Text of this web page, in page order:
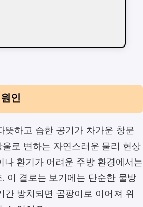
인
뜻하고 습한 공기가 차가운 창문
로 변하는 자연스러운 물리 현상
나 환기가 어려운 주방 환경에서는
이 결로는 보기에는 단순한 물방
간 방치되면 곰팡이로 이어져 위